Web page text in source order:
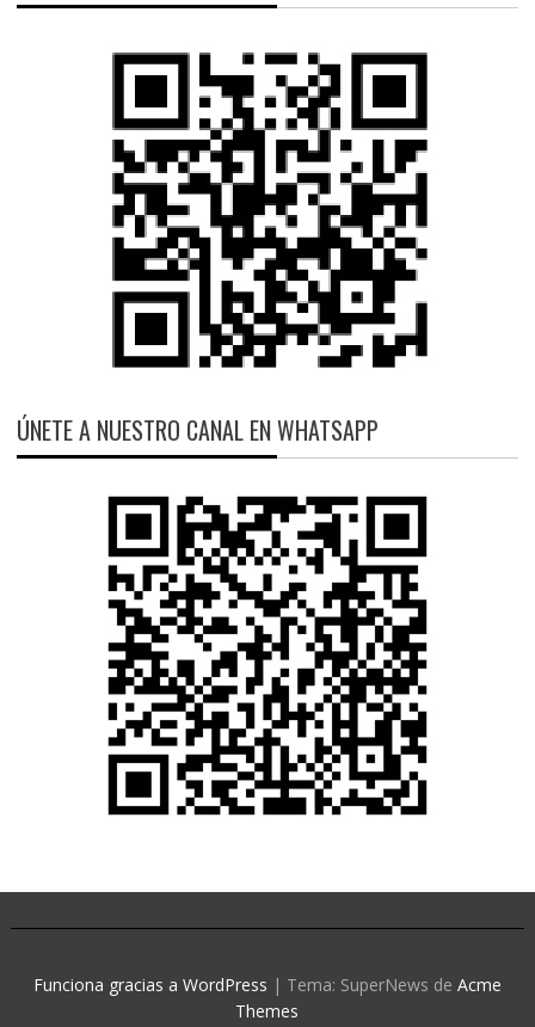
ÚNETE A NUESTRO CANAL EN WHATSAPP
Funciona gracias a WordPress | Tema: SuperNews de Acme
Themes